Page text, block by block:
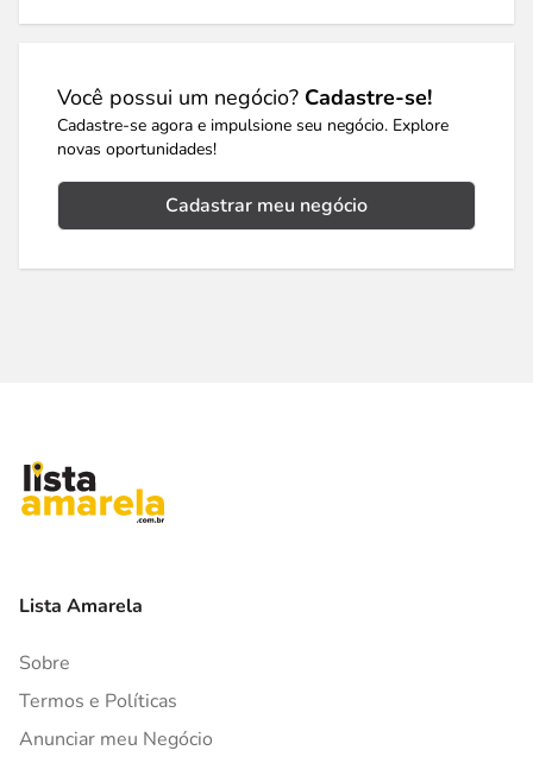
Você possui um negócio? Cadastre-se!
Cadastre-se agora e impulsione seu negócio. Explore
novas oportunidades!
Cadastrar meu negócio
Lista Amarela
Sobre
Termos e Políticas
Anunciar meu Negócio